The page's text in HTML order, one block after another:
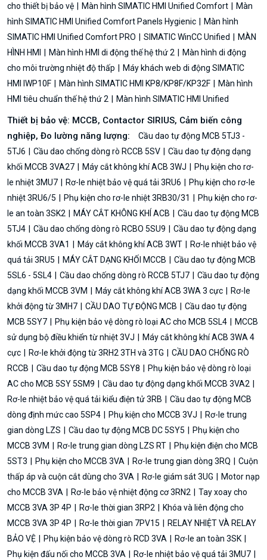
cho thiết bị bảo vệ
Màn hình SIMATIC HMI Unified Comfort
Màn
hình SIMATIC HMI Unified Comfort Panels Hygienic
Màn hình
SIMATIC HMI Unified Comfort PRO
SIMATIC WinCC Unified
MÀN
HÌNH HMI
Màn hình HMI di động thế hệ thứ 2
Màn hình di động
cho môi trường nhiệt độ thấp
Máy khách web di động SIMATIC
HMI IWP10F
Màn hình SIMATIC HMI KP8/KP8F/KP32F
Màn hình
HMI tiêu chuẩn thế hệ thứ 2
Màn hình SIMATIC HMI Unified
Thiết bị bảo vệ: MCCB, Contactor SIRIUS, Cảm biến công
nghiệp, Đo lường năng lượng:
Cầu dao tự động MCB 5TJ3 -
5TJ6
Cầu dao chống dòng rò RCCB 5SV
Cầu dao tự động dạng
khối MCCB 3VA27
Máy cắt không khí ACB 3WJ
Phụ kiện cho rơ-
le nhiệt 3MU7
Rơ-le nhiệt bảo vệ quá tải 3RU6
Phụ kiện cho rơ-le
nhiệt 3RU6/5
Phụ kiện cho rơ-le nhiệt 3RB30/31
Phụ kiện cho rơ-
le an toàn 3SK2
MÁY CẮT KHÔNG KHÍ ACB
Cầu dao tự động MCB
5TJ4
Cầu dao chống dòng rò RCBO 5SU9
Cầu dao tự động dạng
khối MCCB 3VA1
Máy cắt không khí ACB 3WT
Rơ-le nhiệt bảo vệ
quá tải 3RU5
MÁY CẮT DẠNG KHỐI MCCB
Cầu dao tự động MCB
5SL6 - 5SL4
Cầu dao chống dòng rò RCCB 5TJ7
Cầu dao tự động
dạng khối MCCB 3VM
Máy cắt không khí ACB 3WA 3 cực
Rơ-le
khởi động từ 3MH7
CẦU DAO TỰ ĐỘNG MCB
Cầu dao tự động
MCB 5SY7
Phụ kiện bảo vệ dòng rò loại AC cho MCB 5SL4
MCCB
sử dụng bộ điều khiển từ nhiệt 3VJ
Máy cắt không khí ACB 3WA 4
cực
Rơ-le khởi động từ 3RH2 3TH và 3TG
CẦU DAO CHỐNG RÒ
RCCB
Cầu dao tự động MCB 5SY8
Phụ kiện bảo vệ dòng rò loại
AC cho MCB 5SY 5SM9
Cầu dao tự động dạng khối MCCB 3VA2
Rơ-le nhiệt bảo vệ quá tải kiểu điện tử 3RB
Cầu dao tự động MCB
dòng định mức cao 5SP4
Phụ kiện cho MCCB 3VJ
Rơ-le trung
gian dòng LZS
Cầu dao tự động MCB DC 5SY5
Phụ kiện cho
MCCB 3VM
Rơ-le trung gian dòng LZS RT
Phụ kiện điện cho MCB
5ST3
Phụ kiện cho MCCB 3VA Rơ-le trung gian dòng 3RQ
Cuộn
thấp áp và cuộn cắt dùng cho 3VA
Rơ-le giám sát 3UG
Motor nạp
cho MCCB 3VA
Rơ-le bảo vệ nhiệt động cơ 3RN2
Tay xoay cho
MCCB 3VA 3P 4P
Rơ-le thời gian 3RP2
Khóa và liên động cho
MCCB 3VA 3P 4P
Rơ-le thời gian 7PV15
RELAY NHIỆT VÀ RELAY
BẢO VỆ
Phụ kiện bảo vệ dòng rò RCD 3VA
Rơ-le an toàn 3SK
Phụ kiện đấu nối cho MCCB 3VA
Rơ-le nhiệt bảo vệ quá tải 3MU7